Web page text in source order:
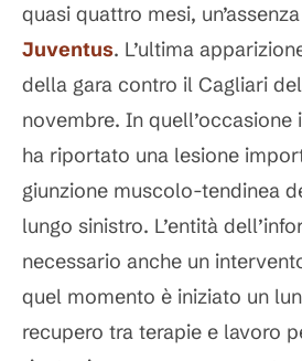
quasi quattro mesi,
Juventus. L’ultima
della gara contro il Cagliari
novembre. In quell’occasione
ha riportato una lesione
giunzione muscolo-tendinea
lungo sinistro. L’entità
necessario anche un
quel momento è iniziato un
recupero tra terapie e lavoro